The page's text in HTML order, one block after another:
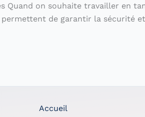
on souhaite travailler en
de garantir la sécurité
Accueil